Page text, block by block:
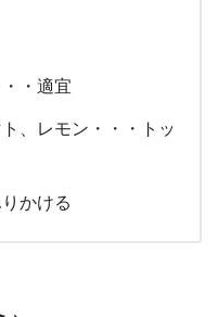
・適宜
、レモン・・・トッ
かける